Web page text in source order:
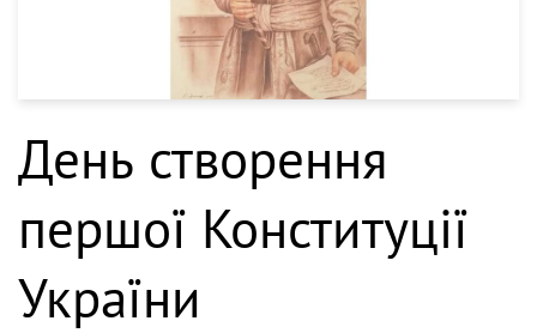
День створення
першої Конституції
України